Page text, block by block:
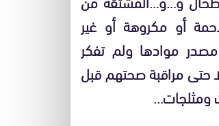
أو مكروهة أو غير
موادها ولم تفكر
حتى مراقبة صحتهم قبل
ومثلجات…